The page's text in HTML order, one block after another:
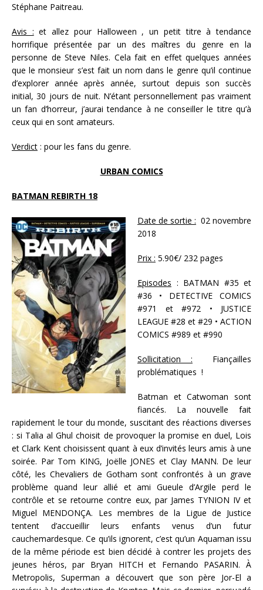
Stéphane Paitreau.
Avis : et allez pour Halloween , un petit titre à tendance
horrifique présentée par un des maîtres du genre en la
personne de Steve Niles. Cela fait en effet quelques années
que le monsieur s’est fait un nom dans le genre qu’il continue
d’explorer année après année, surtout depuis son succès
initial, 30 jours de nuit. N’étant personnellement pas vraiment
un fan d’horreur, j’aurai tendance à ne conseiller le titre qu’à
ceux qui en sont amateurs.
Verdict : pour les fans du genre.
URBAN COMICS
BATMAN REBIRTH 18
Date de sortie : 02 novembre
2018
Prix : 5.90€/ 232 pages
Episodes : BATMAN #35 et
#36 • DETECTIVE COMICS
#971 et #972 • JUSTICE
LEAGUE #28 et #29 • ACTION
COMICS #989 et #990
Sollicitation : Fiançailles
problématiques !
Batman et Catwoman sont
fiancés. La nouvelle fait
rapidement le tour du monde, suscitant des réactions diverses
: si Talia al Ghul choisit de provoquer la promise en duel, Lois
et Clark Kent choisissent quant à eux d’invités leurs amis à une
soirée. Par Tom KING, Joëlle JONES et Clay MANN. De leur
côté, les Chevaliers de Gotham sont confrontés à un grave
problème quand leur allié et ami Gueule d’Argile perd le
contrôle et se retourne contre eux, par James TYNION IV et
Miguel MENDONÇA. Les membres de la Ligue de Justice
tentent d’accueillir leurs enfants venus d’un futur
cauchemardesque. Ce qu’ils ignorent, c’est qu’un Aquaman issu
de la même période est bien décidé à contrer les projets des
jeunes héros, par Bryan HITCH et Fernando PASARIN. À
Metropolis, Superman a découvert que son père Jor-El a